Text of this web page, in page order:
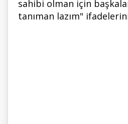
sahibi olman için
tanıman lazım"